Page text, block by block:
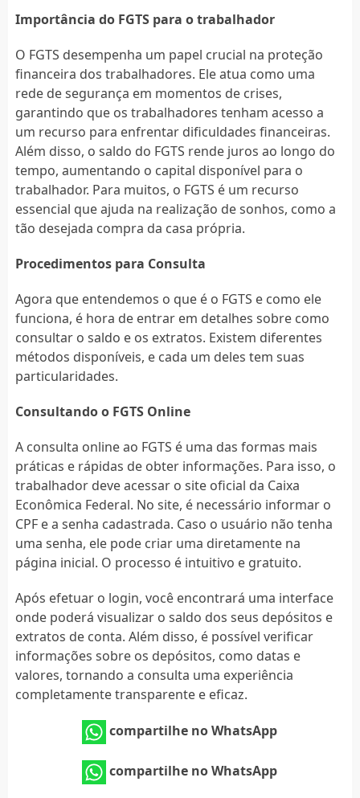
Importância do FGTS para o trabalhador
O FGTS desempenha um papel crucial na proteção
financeira dos trabalhadores. Ele atua como uma
rede de segurança em momentos de crises,
garantindo que os trabalhadores tenham acesso a
um recurso para enfrentar dificuldades financeiras.
Além disso, o saldo do FGTS rende juros ao longo do
tempo, aumentando o capital disponível para o
trabalhador. Para muitos, o FGTS é um recurso
essencial que ajuda na realização de sonhos, como a
tão desejada compra da casa própria.
Procedimentos para Consulta
Agora que entendemos o que é o FGTS e como ele
funciona, é hora de entrar em detalhes sobre como
consultar o saldo e os extratos. Existem diferentes
métodos disponíveis, e cada um deles tem suas
particularidades.
Consultando o FGTS Online
A consulta online ao FGTS é uma das formas mais
práticas e rápidas de obter informações. Para isso, o
trabalhador deve acessar o site oficial da Caixa
Econômica Federal. No site, é necessário informar o
CPF e a senha cadastrada. Caso o usuário não tenha
uma senha, ele pode criar uma diretamente na
página inicial. O processo é intuitivo e gratuito.
Após efetuar o login, você encontrará uma interface
onde poderá visualizar o saldo dos seus depósitos e
extratos de conta. Além disso, é possível verificar
informações sobre os depósitos, como datas e
valores, tornando a consulta uma experiência
completamente transparente e eficaz.
compartilhe no WhatsApp
compartilhe no WhatsApp